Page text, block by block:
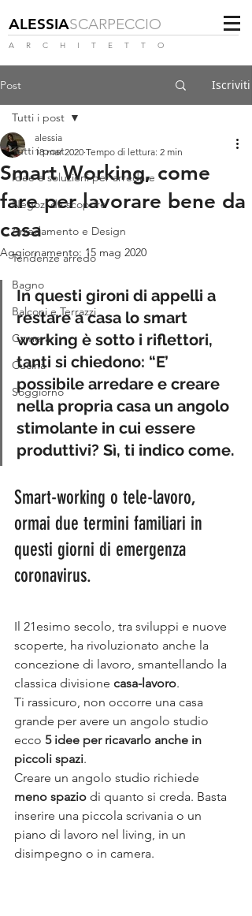
ALESSIASCARPECCIO
A R C H I T E T T O
Post Iscriviti
Tutti i post
Idee e soluzioni per arredare
Negozi da scoprire
Arredamento e Design
Tendenze arredo
Bagno
Balconi e Terrazzi
Camera
Cucina
Soggiorno
Tutti i post
Smart Working, come
fare per lavorare bene da
casa
alessia
18 mar 2020 Tempo di lettura: 2 min
Aggiornamento: 15 mag 2020
In questi gironi di appelli a
restare a casa lo smart
working è sotto i riflettori,
tanti si chiedono: “E’
possibile arredare e creare
nella propria casa un angolo
stimolante in cui essere
produttivi? Sì, ti indico come.
Smart-working o tele-lavoro,
ormai due termini familiari in
questi giorni di emergenza
coronavirus.
Il 21esimo secolo, tra sviluppi e nuove
scoperte, ha rivoluzionato anche la
concezione di lavoro, smantellando la
classica divisione casa-lavoro.
Ti rassicuro, non occorre una casa
grande per avere un angolo studio
ecco 5 idee per ricavarlo anche in
piccoli spazi.
Creare un angolo studio richiede
meno spazio di quanto si creda. Basta
inserire una piccola scrivania o un
piano di lavoro nel living, in un
disimpegno o in camera.